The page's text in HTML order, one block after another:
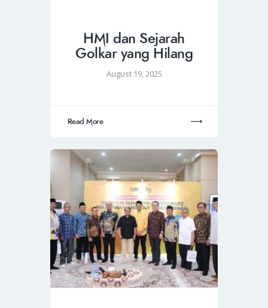
HMI dan Sejarah
Golkar yang Hilang
August 19, 2025
Read More